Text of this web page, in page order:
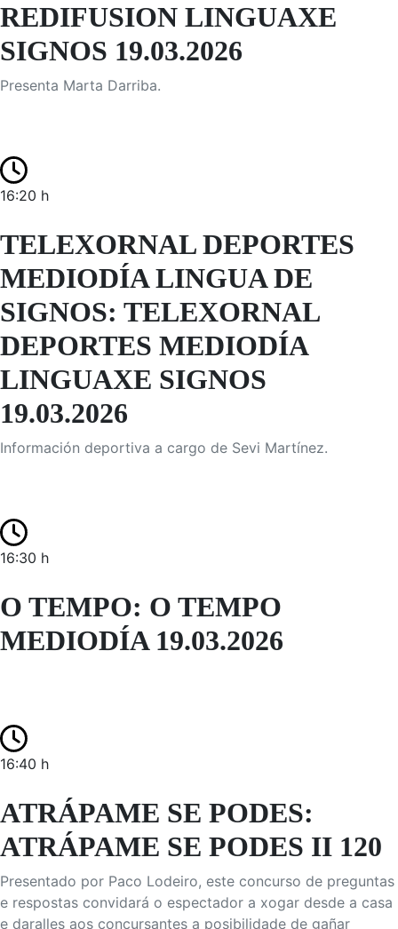
REDIFUSION LINGUAXE
SIGNOS 19.03.2026
Presenta Marta Darriba.
16:20 h
TELEXORNAL DEPORTES
MEDIODÍA LINGUA DE
SIGNOS: TELEXORNAL
DEPORTES MEDIODÍA
LINGUAXE SIGNOS
19.03.2026
Información deportiva a cargo de Sevi Martínez.
16:30 h
O TEMPO: O TEMPO
MEDIODÍA 19.03.2026
16:40 h
ATRÁPAME SE PODES:
ATRÁPAME SE PODES II 120
Presentado por Paco Lodeiro, este concurso de preguntas
e respostas convidará o espectador a xogar desde a casa
e daralles aos concursantes a posibilidade de gañar